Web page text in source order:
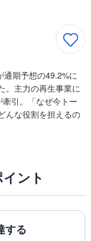
通期予想の49.2%に
。主力の再生事業に
引。「なぜ今トー
んな役割を担えるの
ント
する